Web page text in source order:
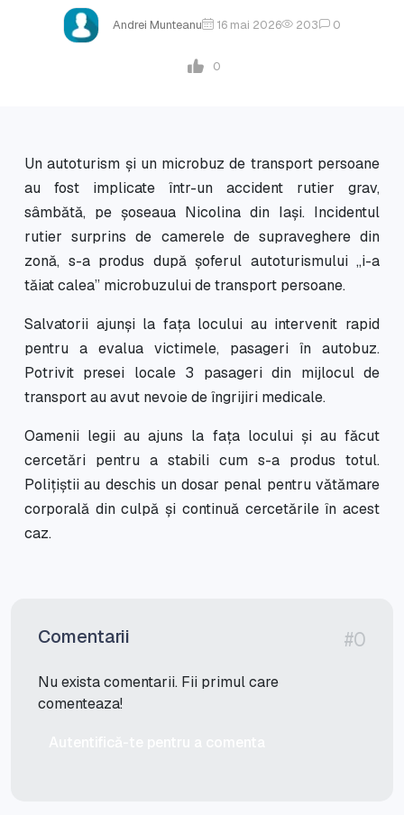
Andrei Munteanu 16 mai 2026 203 0
0
Un autoturism și un microbuz de transport persoane
au fost implicate într-un accident rutier grav,
sâmbătă, pe șoseaua Nicolina din Iași. Incidentul
rutier surprins de camerele de supraveghere din
zonă, s-a produs după șoferul autoturismului „i-a
tăiat calea” microbuzului de transport persoane.
Salvatorii ajunși la fața locului au intervenit rapid
pentru a evalua victimele, pasageri în autobuz.
Potrivit presei locale 3 pasageri din mijlocul de
transport au avut nevoie de îngrijiri medicale.
Oamenii legii au ajuns la fața locului și au făcut
cercetări pentru a stabili cum s-a produs totul.
Polițiștii au deschis un dosar penal pentru vătămare
corporală din culpă și continuă cercetările în acest
caz.
Comentarii #0
Nu exista comentarii. Fii primul care
comenteaza!